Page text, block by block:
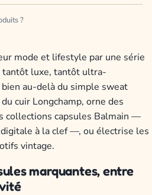
?
mode et lifestyle par une série
tantôt luxe, tantôt ultra-
au-delà du simple sweat
cuir Longchamp, orne des
collections capsules Balmain —
à la clef —, ou électrise les
vintage.
marquantes, entre